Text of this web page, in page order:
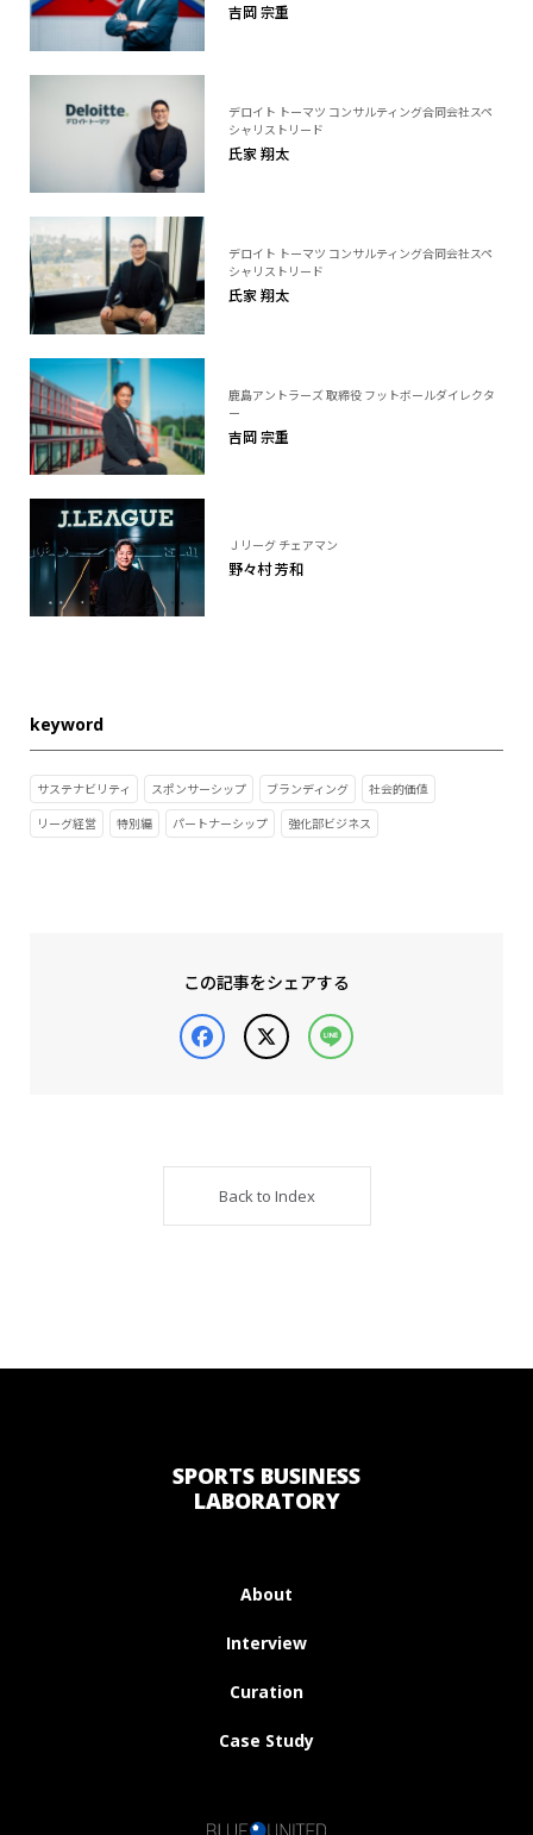
吉岡 宗重
デロイト トーマツ コンサルティング合同会社スペ
シャリストリード
氏家 翔太
デロイト トーマツ コンサルティング合同会社スペ
シャリストリード
氏家 翔太
鹿島アントラーズ 取締役 フットボールダイレクタ
ー
吉岡 宗重
Ｊリーグ チェアマン
野々村 芳和
keyword
サステナビリティ スポンサーシップ ブランディング
社会的価値
リーグ経営
特別編 パートナーシップ 強化部ビジネス
この記事をシェアする
Facebook
Back to Index
SPORTS BUSINESS
LABORATORY
About
Interview
Curation
Case Study